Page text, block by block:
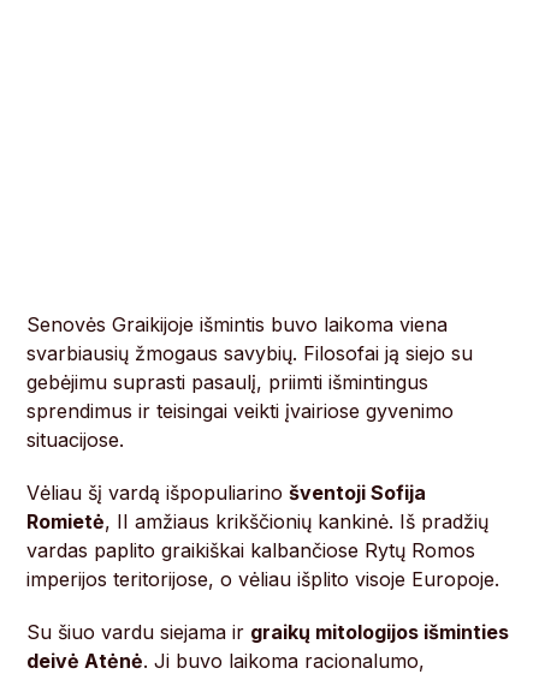
Senovės Graikijoje išmintis buvo laikoma viena
svarbiausių žmogaus savybių. Filosofai ją siejo su
gebėjimu suprasti pasaulį, priimti išmintingus
sprendimus ir teisingai veikti įvairiose gyvenimo
situacijose.
Vėliau šį vardą išpopuliarinošventoji Sofija
Romietė, II amžiaus krikščionių kankinė. Iš pradžių
vardas paplito graikiškai kalbančiose Rytų Romos
imperijos teritorijose, o vėliau išplito visoje Europoje.
Su šiuo vardu siejama ir graikų mitologijos išminties
deivė Atėnė. Ji buvo laikoma racionalumo,